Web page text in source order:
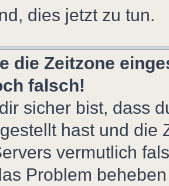
dies jetzt zu tun.
die Zeitzone
falsch!
sicher bist, dass
hast und die
vermutlich
Problem